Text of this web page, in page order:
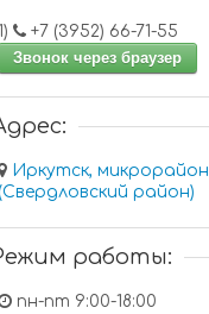
+7 (3952) 66-71-55
Звонок через браузер
Иркутск,
(Свердловский район)
работы:
пн-пт 9:00-18:00